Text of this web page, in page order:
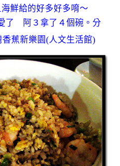
鮮給的好多好多唷～
了 阿３拿了４個碗。分